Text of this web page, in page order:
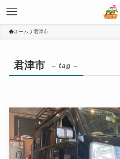
ホーム 君津市
君津市 – tag –